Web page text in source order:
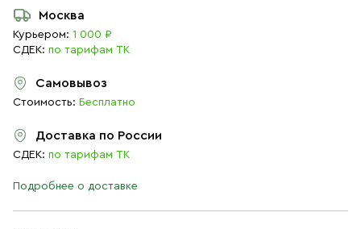
Москва
Курьером: 1 000 ₽
СДЕК: по тарифам ТК
Самовывоз
Стоимость: Бесплатно
Доставка по России
СДЕК: по тарифам ТК
Подробнее о доставке